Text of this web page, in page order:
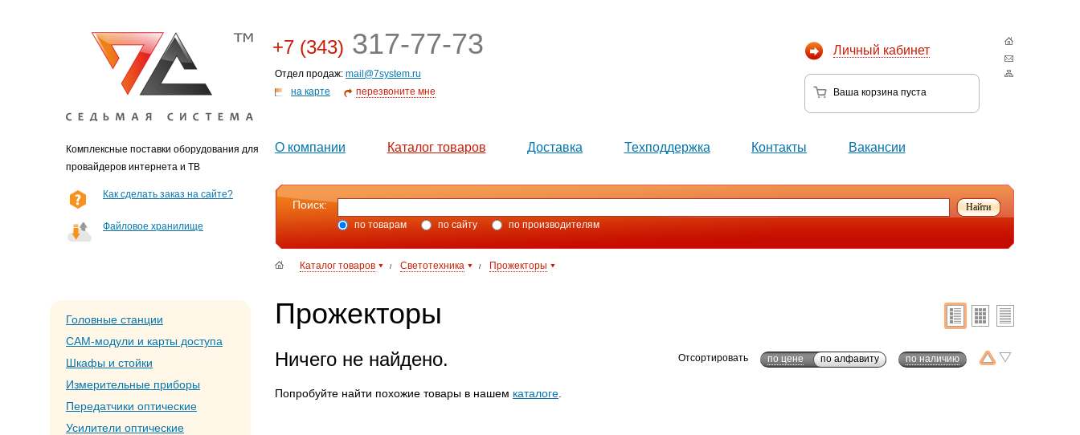
Комплексные поставки оборудования для
провайдеров интернета и ТВ
Личный кабинет
Ваша корзина пуста
+7 (343) 317-77-73
Отдел продаж: mail@7system.ru
на карте
перезвоните мне
О компании Каталог товаров Доставка Техподдержка Контакты Вакансии
Как сделать заказ на сайте?
Файловое хранилище
Поиск:
по товарам по сайту по производителям
Каталог товаров / Светотехника / Прожекторы
Головные станции
CAM-модули и карты доступа
Шкафы и стойки
Измерительные приборы
Передатчики оптические
Усилители оптические
Прожекторы
Отсортировать по цене по алфавиту по наличию
Ничего не найдено.
Попробуйте найти похожие товары в нашем каталоге